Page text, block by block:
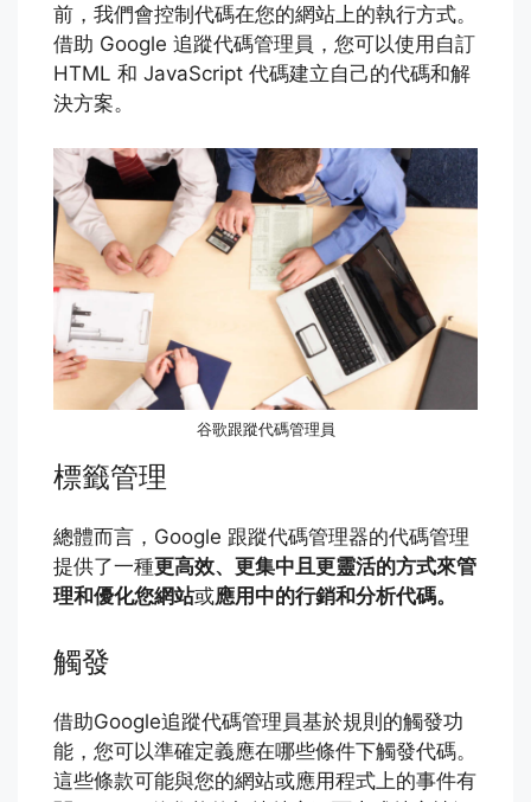
前，我們會控制代碼在您的網站上的執行方式。
借助 Google 追蹤代碼管理員，您可以使用自訂
HTML 和 JavaScript 代碼建立自己的代碼和解
決方案。
谷歌跟蹤代碼管理員
標籤管理
總體而言，Google 跟蹤代碼管理器的代碼管理
提供了一種更高效、更集中且更靈活的方式來管
理和優化您網站或應用中的行銷和分析代碼。
觸發
借助Google追蹤代碼管理員基於規則的觸發功
能，您可以準確定義應在哪些條件下觸發代碼。
這些條款可能與您的網站或應用程式上的事件有